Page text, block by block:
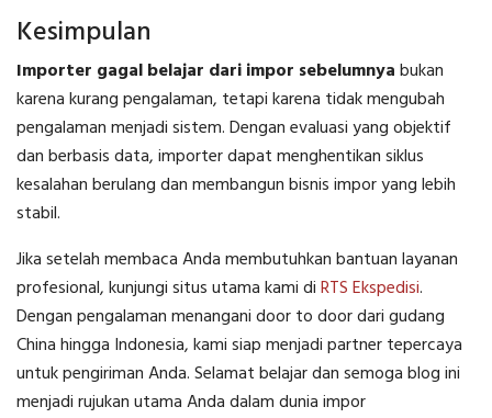
Kesimpulan
Importer gagal belajar dari impor sebelumnyabukan
karena kurang pengalaman, tetapi karena tidak mengubah
pengalaman menjadi sistem. Dengan evaluasi yang objektif
dan berbasis data, importer dapat menghentikan siklus
kesalahan berulang dan membangun bisnis impor yang lebih
stabil.
Jika setelah membaca Anda membutuhkan bantuan layanan
profesional, kunjungi situs utama kami diRTS Ekspedisi.
Dengan pengalaman menangani door to door dari gudang
China hingga Indonesia, kami siap menjadi partner tepercaya
untuk pengiriman Anda. Selamat belajar dan semoga blog ini
menjadi rujukan utama Anda dalam dunia impor